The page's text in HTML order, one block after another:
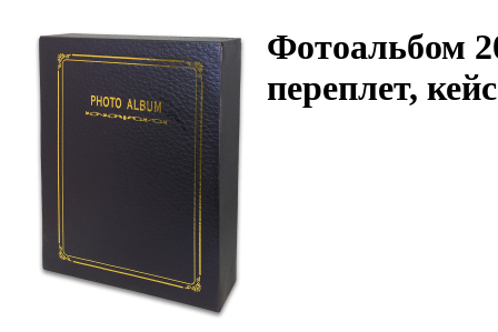
Фотоальбом
переплет,